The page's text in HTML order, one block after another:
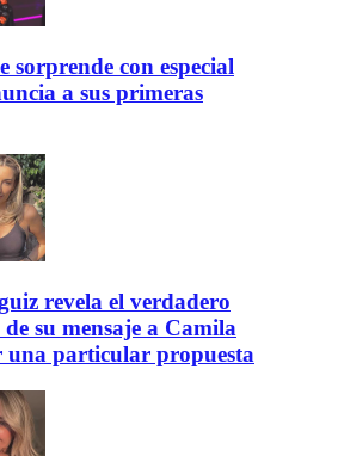
sorprende con especial
a sus primeras
revela el verdadero
su mensaje a Camila
una particular propuesta